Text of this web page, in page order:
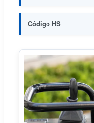
Código HS